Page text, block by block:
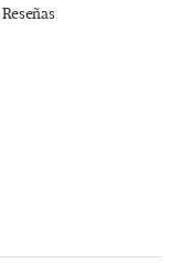
Reseñas